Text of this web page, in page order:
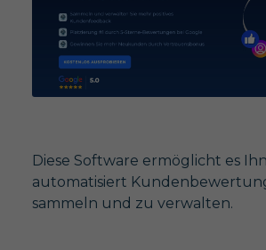
Diese Software ermöglicht es
automatisiert
sammeln und zu verwalten.